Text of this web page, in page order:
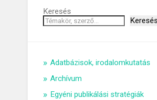
Keresés
Keresés
Adatbázisok, irodalomkutatás
Archívum
Egyéni publikálási stratégiák